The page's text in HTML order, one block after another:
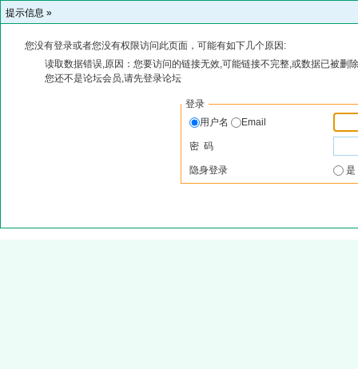
提示信息 »
您没有登录或者您没有权限访问此页面，可能有如下几个原因:
读取数据错误,原因：您要访问的链接无效,可能链接不完整,或数据已被删
您还不是论坛会员,请先登录论坛
登录
用户名
Email
密 码
隐身登录